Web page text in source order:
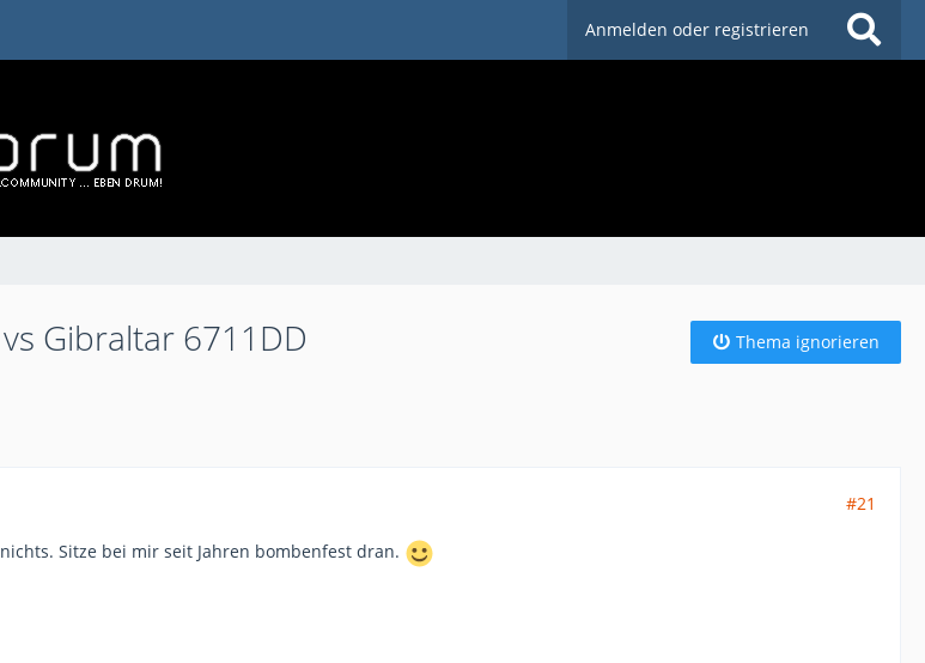
Anmelden oder registrieren
Gibraltar 6711DD Thema ignorieren
#21
Sitze bei mir seit Jahren bombenfest dran.